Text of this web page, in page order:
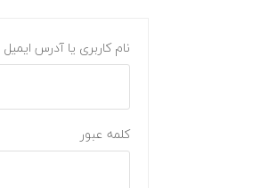
نام کاربری یا آدرس ایمیل
کلمه عبور